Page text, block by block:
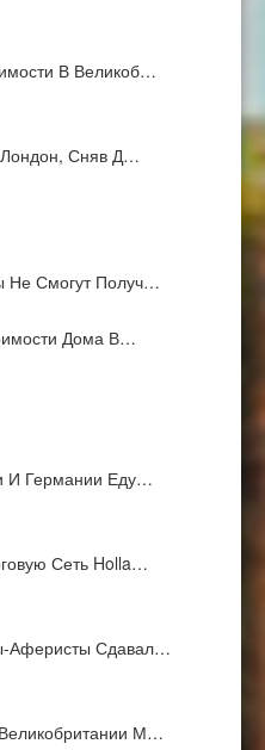
В Великоб…
Сняв Д…
Не Смогут Получ…
Дома В…
И Германии Еду…
Сеть Holla…
Аферисты Сдавал…
М…